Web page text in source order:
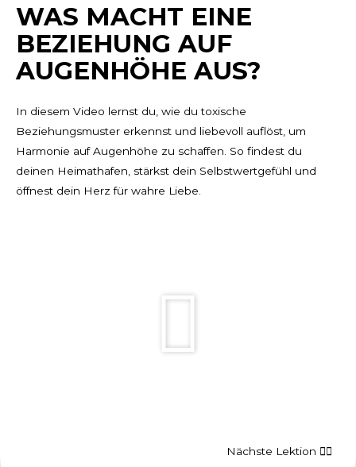
WAS MACHT EINE
BEZIEHUNG AUF
AUGENHÖHE AUS?
In diesem Video lernst du, wie du toxische
Beziehungsmuster erkennst und liebevoll auflöst, um
Harmonie auf Augenhöhe zu schaffen. So findest du
deinen Heimathafen, stärkst dein Selbstwertgefühl und
öffnest dein Herz für wahre Liebe.
Nächste Lektion 👉🏻